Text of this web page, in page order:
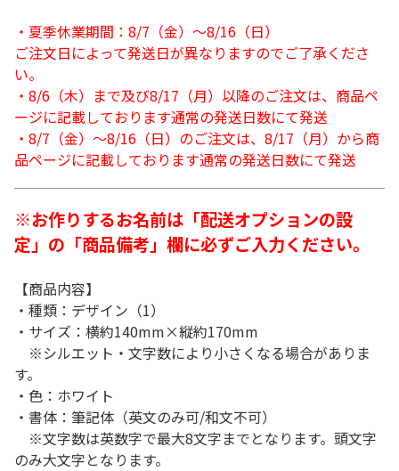
・夏季休業期間：8/7（金）～8/16（日）
ご注文日によって発送日が異なりますのでご了承くださ
い。
・8/6（木）まで及び8/17（月）以降のご注文は、商品ペ
ージに記載しております通常の発送日数にて発送
・8/7（金）～8/16（日）のご注文は、8/17（月）から商
品ページに記載しております通常の発送日数にて発送
※お作りするお名前は「配送オプションの設
定」の「商品備考」欄に必ずご入力ください。
【商品内容】
・種類：デザイン（1）
・サイズ：横約140mm×縦約170mm
※シルエット・文字数により小さくなる場合がありま
す。
・色：ホワイト
・書体：筆記体（英文のみ可/和文不可）
※文字数は英数字で最大8文字までとなります。頭文字
のみ大文字となります。